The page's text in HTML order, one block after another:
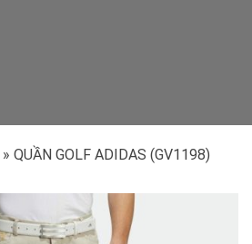
» QUẦN GOLF ADIDAS (GV1198)